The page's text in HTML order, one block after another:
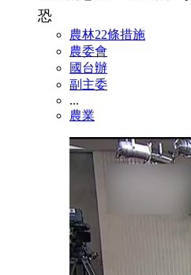
恐
農林22條措施
農委會
國台辦
副主委
...
農業